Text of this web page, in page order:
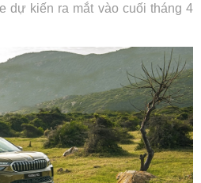
dự kiến ra mắt vào cuối tháng 4